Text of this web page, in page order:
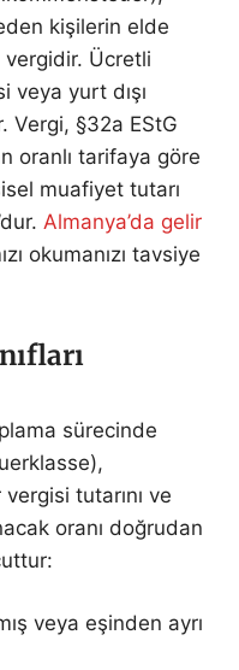
kişilerin elde
vergidir. Ücretli
veya yurt dışı
Vergi, §32a EStG
oranlı tarifaya göre
muafiyet tutarı
Almanya’da gelir
okumanızı tavsiye
sürecinde
tutarını ve
oranı doğrudan
veya eşinden ayrı